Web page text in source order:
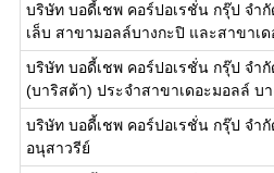
บริษัท บอดี้เชพ คอร์ปอเรชั่น กรุ๊ป จำกั
เล็บ สาขามอลล์บางกะปิ และสาขาเ
บริษัท บอดี้เชพ คอร์ปอเรชั่น กรุ๊ป จำกั
(บาริสต้า) ประจำสาขาเดอะมอลล์ บา
บริษัท บอดี้เชพ คอร์ปอเรชั่น กรุ๊ป จำกั
อนุสาวรีย์